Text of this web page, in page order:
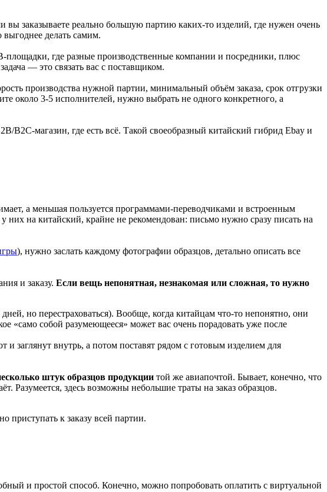
заказываете реально большую партию каких-то изделий, где нужен очень
делать самим.
площадки, где разные производственные компании и посредники, плюс
— это связать вас с поставщиком.
производства нужной партии, минимальный объём заказа, срок отгрузки
около 3-5 исполнителей, нужно выбрать не одного конкретного, а
магазин, где есть всё. Такой своеобразный китайский гибрид Ebay и
а меньшая пользуется программами-переводчиками и встроенным
них на китайский, крайне не рекомендован: письмо нужно сразу писать на
), нужно заслать каждому фотографии образцов, детально описать все
и заказу. Если вещь непонятная, незнакомая или сложная, то нужно
но перестраховаться). Вообще, когда китайцам что-то непонятно, они
«само собой разумеющееся» может вас очень порадовать уже после
заглянут внутрь, а потом поставят рядом с готовым изделием для
штук образцов продукции той же авиапочтой. Бывает, конечно, что
Разумеется, здесь возможны небольшие траты на заказ образцов.
приступать к заказу всей партии.
и простой способ. Конечно, можно попробовать оплатить с виртуальной